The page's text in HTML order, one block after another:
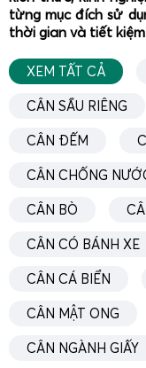
từng mục đích sử
thời gian và tiết
XEM TẤT CẢ
CÂN SẦU RIÊNG
CÂN ĐẾM
CÂN CHỐNG
CÂN BÒ
CÂN CÓ BÁNH XE
CÂN CÁ BIỂN
CÂN MẬT ONG
CÂN NGÀNH GIẤY